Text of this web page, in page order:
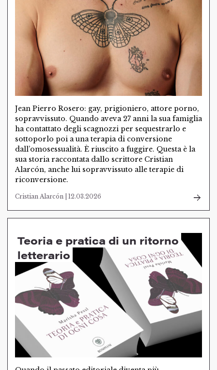
Jean Pierro Rosero: gay, prigioniero, attore porno,
sopravvissuto. Quando aveva 27 anni la sua famiglia
ha contattato degli scagnozzi per sequestrarlo e
sottoporlo poi a una terapia di conversione
dall’omosessualità. È riuscito a fuggire. Questa è la
sua storia raccontata dallo scrittore Cristian
Alarcón, anche lui sopravvissuto alle terapie di
riconversione.
Cristian Alarcón | 12.03.2026
Teoria e pratica di un ritorno
letterario